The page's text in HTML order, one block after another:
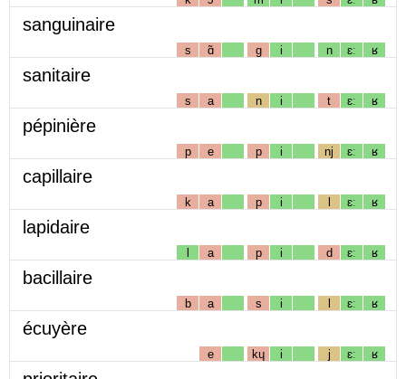
sanguinaire
s ɑ̃ g i n ɛː ʁ
sanitaire
s a n i t ɛː ʁ
pépinière
p e p i nj ɛː ʁ
capillaire
k a p i l ɛː ʁ
lapidaire
l a p i d ɛː ʁ
bacillaire
b a s i l ɛː ʁ
écuyère
e kɥ i j ɛː ʁ